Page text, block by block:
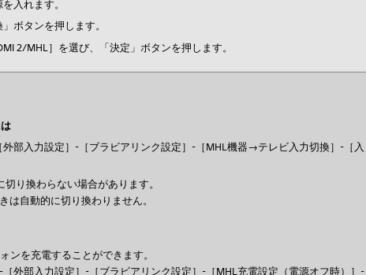
入れます。
ボタンを押します。
2/MHL］を選び、「決定」ボタンを押します。
部入力設定］-［ブラビアリンク設定］-［MHL機器→テレビ入力切換］-［入
り換わらない場合があります。
は自動的に切り換わりません。
ンを充電することができます。
外部入力設定］-［ブラビアリンク設定］-［MHL充電設定（電源オフ時）］